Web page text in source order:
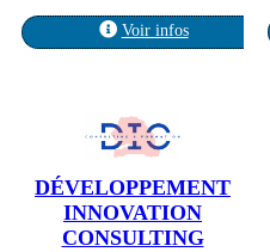
Voir infos
DÉVELOPPEMENT
INNOVATION
CONSULTING